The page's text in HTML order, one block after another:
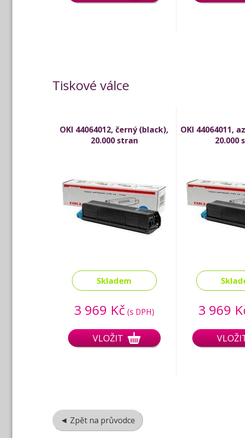
Tiskové válce
OKI 44064012, černý (black),
20.000 stran
Skladem
3 969 Kč (s DPH)
VLOŽIT
OKI 44064011,
20.000
3 969
◄ Zpět na průvodce